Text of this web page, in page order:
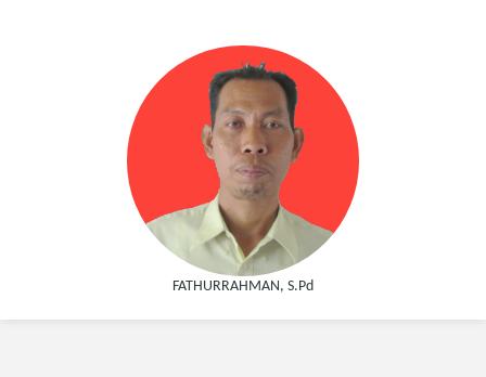
FATHURRAHMAN, S.Pd